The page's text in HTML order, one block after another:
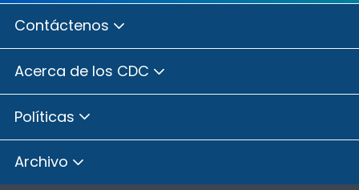
Contáctenos
Acerca de los CDC
Políticas
Archivo